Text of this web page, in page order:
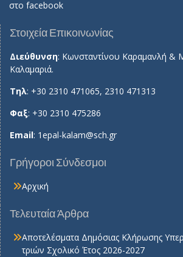
στο facebook
Στοιχεία Επικοινωνίας
Διεύθυνση: Κωνσταντίνου Καραμανλή &
Καλαμαριά.
Τηλ: +30 2310 471065, 2310 471313
Φαξ: +30 2310 475286
Email: 1epal-kalam@sch.gr
Γρήγοροι Σύνδεσμοι
Αρχική
Τελευταία Άρθρα
Αποτελέσματα Δημόσιας Κλήρωσης
τριών Σχολικό Έτος 2026-2027